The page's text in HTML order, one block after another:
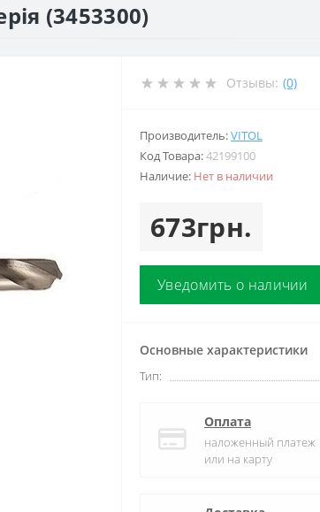
(3453300)
Отзывы: (0)
Производитель:VITOL
Код Товара:42199100
Наличие: Нет в наличии
673грн.
Уведомить о наличии
Основные характеристики
Тип:
Оплата
наложенный платеж
или на карту